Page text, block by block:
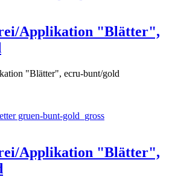
Applikation "Blätter",
"Blätter", ecru-bunt/gold
Applikation "Blätter",